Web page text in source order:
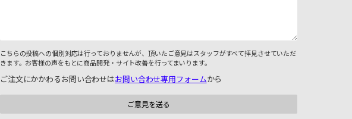
こちらの投稿への個別対応は行っておりませんが、頂いたご意見はスタッフがすべて拝見させていただ
きます。お客様の声をもとに商品開発・サイト改善を行ってまいります。
ご注文にかかわるお問い合わせはお問い合わせ専用フォームから